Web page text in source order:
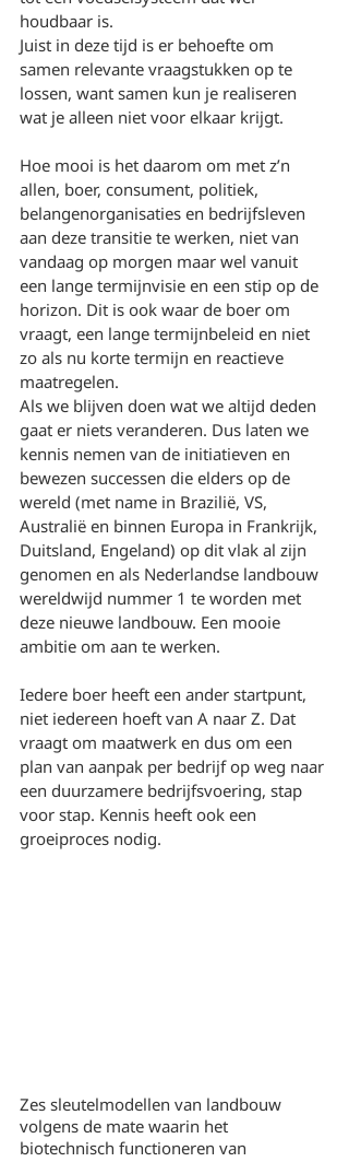
houdbaar is.
Juist in deze tijd is er behoefte om
samen relevante vraagstukken op te
lossen, want samen kun je realiseren
wat je alleen niet voor elkaar krijgt.
Hoe mooi is het daarom om met z’n
allen, boer, consument, politiek,
belangenorganisaties en bedrijfsleven
aan deze transitie te werken, niet van
vandaag op morgen maar wel vanuit
een lange termijnvisie en een stip op de
horizon. Dit is ook waar de boer om
vraagt, een lange termijnbeleid en niet
zo als nu korte termijn en reactieve
maatregelen.
Als we blijven doen wat we altijd deden
gaat er niets veranderen. Dus laten we
kennis nemen van de initiatieven en
bewezen successen die elders op de
wereld (met name in Brazilië, VS,
Australië en binnen Europa in Frankrijk,
Duitsland, Engeland) op dit vlak al zijn
genomen en als Nederlandse landbouw
wereldwijd nummer 1 te worden met
deze nieuwe landbouw. Een mooie
ambitie om aan te werken.
Iedere boer heeft een ander startpunt,
niet iedereen hoeft van A naar Z. Dat
vraagt om maatwerk en dus om een
plan van aanpak per bedrijf op weg naar
een duurzamere bedrijfsvoering, stap
voor stap. Kennis heeft ook een
groeiproces nodig.
Zes sleutelmodellen van landbouw
volgens de mate waarin het
biotechnisch functioneren van